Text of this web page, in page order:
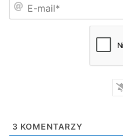
3 KOMENTARZY